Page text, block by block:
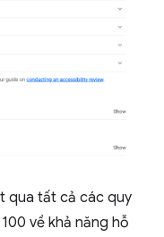
qua tất cả các quy
về khả năng hỗ